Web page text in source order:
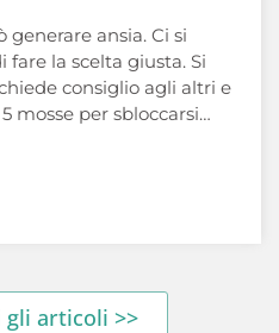
generare ansia. Ci si
fare la scelta giusta. Si
consiglio agli altri e
mosse per sbloccarsi…
articoli >>